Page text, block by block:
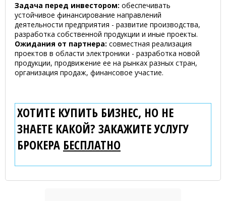
Задача перед инвестором: обеспечивать
устойчивое финансирование направлений
деятельности предприятия - развитие производства,
разработка собственной продукции и иные проекты.
Ожидания от партнера: совместная реализация
проектов в области электроники - разработка новой
продукции, продвижение ее на рынках разных стран,
организация продаж, финансовое участие.
ХОТИТЕ КУПИТЬ БИЗНЕС, НО НЕ
ЗНАЕТЕ КАКОЙ? ЗАКАЖИТЕ УСЛУГУ
БРОКЕРА БЕСПЛАТНО